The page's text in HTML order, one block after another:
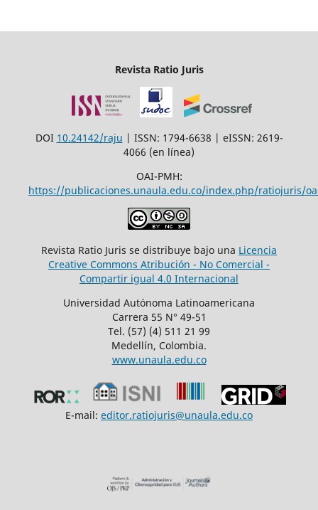
Revista Ratio Juris
DOI 10.24142/raju | ISSN: 1794-6638 | eISSN: 2619-
4066 (en línea)
OAI-PMH:
https://publicaciones.unaula.edu.co/index.php/ratiojuris/
Revista Ratio Juris se distribuye bajo una Licencia
Creative Commons Atribución - No Comercial -
Compartir igual 4.0 Internacional
Universidad Autónoma Latinoamericana
Carrera 55 N° 49-51
Tel. (57) (4) 511 21 99
Medellín, Colombia.
www.unaula.edu.co
E-mail: editor.ratiojuris@unaula.edu.co